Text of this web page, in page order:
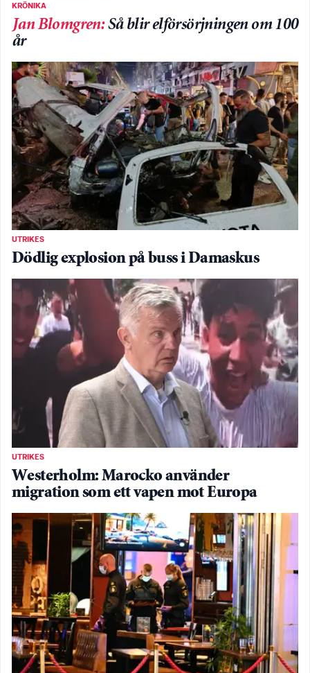
KRÖNIKA
Jan Blomgren:Så blir elförsörjningen om 100
år
UTRIKES
Dödlig explosion på buss i Damaskus
UTRIKES
Westerholm: Marocko använder
migration som ett vapen mot Europa